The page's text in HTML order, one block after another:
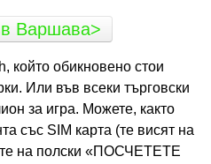
Варшава>
който обикновено стои
Или във всеки търговски
за игра. Можете, както
със SIM карта (те висят на
на полски «ПОСЧЕТЕТЕ